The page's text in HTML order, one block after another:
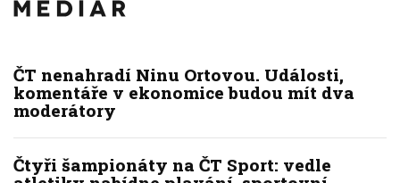
ČT nenahradí Ninu Ortovou. Události,
komentáře v ekonomice budou mít dva
moderátory
Čtyři šampionáty na ČT Sport: vedle